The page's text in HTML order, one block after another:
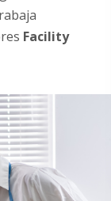
Facility